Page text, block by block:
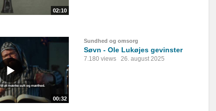
02:10
00:32
Sundhed og omsorg
Søvn - Ole Lukøjes gevinster
7.180 views 26. august 2025